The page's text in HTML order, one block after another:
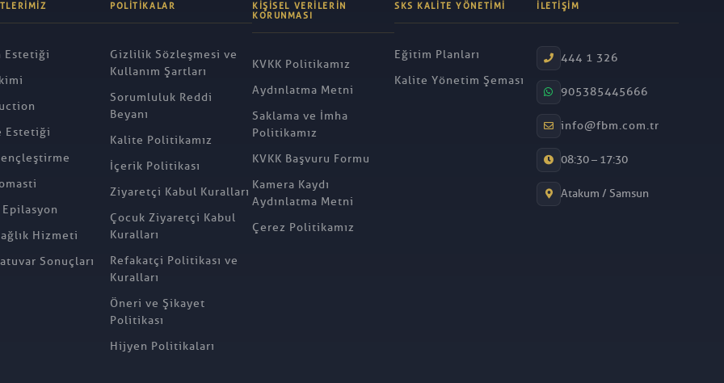
Estetiği
Estetiği
Epilasyon
Hizmeti
Sonuçları
POLITIKALAR
Gizlilik Sözleşmesi ve
Kullanım Şartları
Sorumluluk Reddi
Beyanı
Kalite Politikamız
İçerik Politikası
Ziyaretçi Kabul Kuralları
Çocuk Ziyaretçi Kabul
Kuralları
Refakatçi Politikası ve
Kuralları
Öneri ve Şikayet
Politikası
Hijyen Politikaları
KIŞISEL VERILERIN
KORUNMASI
KVKK Politikamız
Aydınlatma Metni
Saklama ve İmha
Politikamız
KVKK Başvuru Formu
Kamera Kaydı
Aydınlatma Metni
Çerez Politikamız
SKS KALITE YÖNETIMI
Eğitim Planları
Kalite Yönetim Şeması
İLETIŞIM
444 1 326
905385445666
info@fbm.com.tr
08:30 – 17:30
Atakum / Samsun